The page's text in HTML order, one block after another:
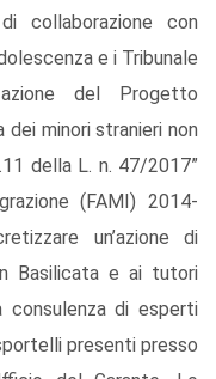
collaborazione con
e i Tribunale
del Progetto
minori stranieri non
della L. n. 47/2017”
(FAMI) 2014-
un’azione di
Basilicata e ai tutori
consulenza di esperti
presenti presso